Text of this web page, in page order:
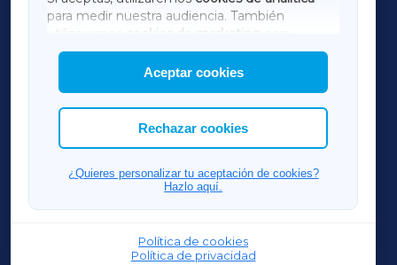
para medir nuestra audiencia. También
utilizaremos
cookies de marketing
mostrar publicidad de terceros.
Asimismo, puedes personalizar la elección de
las cookies que deseas permitir.
Aceptar cookies
Rechazar cookies
¿Quieres personalizar tu aceptación de cookies?
Hazlo aquí.
Política de cookies
Política de privacidad
AMARIÑAXA
RIBEIRASACRAXA
ACORUÑAXA
FERROLXA
OURENSEXA